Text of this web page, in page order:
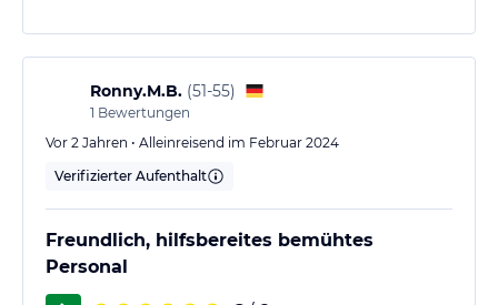
Ronny.M.B. (51-55)
1 Bewertungen
Vor 2 Jahren • Alleinreisend im Februar 2024
Verifizierter Aufenthalt
Freundlich, hilfsbereites bemühtes
Personal